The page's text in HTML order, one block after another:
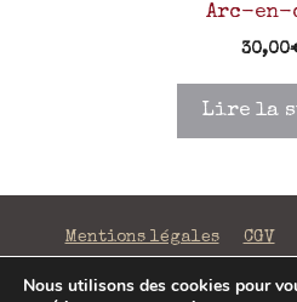
Arc-
30,00
Lire la
Mentions légales CGV
Nous utilisons des cookies pour